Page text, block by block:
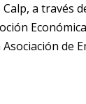
a través
de